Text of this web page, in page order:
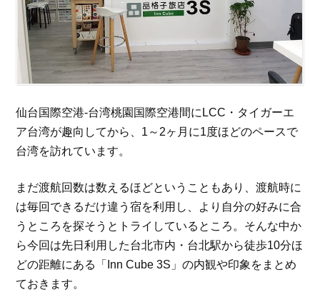
仙台国際空港-台湾桃園国際空港間にLCC・タイガーエ
ア台湾が趣向してから、1～2ヶ月に1度ほどのペースで
台湾を訪れています。
まだ渡航回数は数えるほどということもあり、渡航時に
は毎回できるだけ違う宿を利用し、より自分の好みに合
うところを探そうとトライしているところ。そんな中か
ら今回は先日利用した台北市内・台北駅から徒歩10分ほ
どの距離にある「Inn Cube 3S」の内観や印象をまとめ
ておきます。